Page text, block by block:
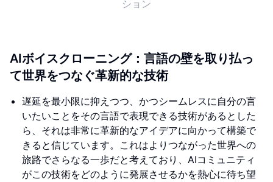
ション
AIボイスクローニング：言語の壁を取り払っ
て世界をつなぐ革新的な技術
遅延を最小限に抑えつつ、かつシームレスに自分の言
いたいことをその言語で表現できる技術があるとした
ら、それは非常に革新的なアイデアに向かって構築で
きると信じています。これはよりつながった世界への
旅路でさらなる一歩だと考えており、AIコミュニティ
がこの技術をどのように発展させるかを熱心に待ち望